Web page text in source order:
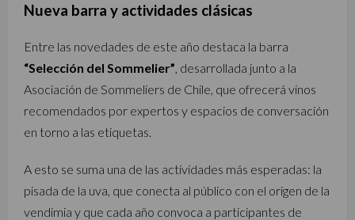
Nueva barra y actividades clásicas
Entre las novedades de este año destaca la barra
“Selección del Sommelier” , desarrollada junto a la
Asociación de Sommeliers de Chile, que ofrecerá vinos
recomendados por expertos y espacios de conversación
en torno a las etiquetas.
A esto se suma una de las actividades más esperadas: la
pisada de la uva, que conecta al público con el origen de la
vendimia y que cada año convoca a participantes de